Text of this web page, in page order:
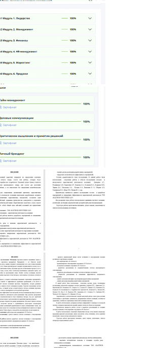
в MAX Написать в Telegram
Написать в WhatsApp